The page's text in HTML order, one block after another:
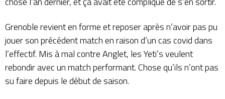
Grenoble revient en forme et reposer après n’avoir pas pu
jouer son précédent match en raison d’un cas covid dans
l’effectif. Mis à mal contre Anglet, les Yeti’s veulent
rebondir avec un match performant. Chose qu’ils n’ont pas
su faire depuis le début de saison.